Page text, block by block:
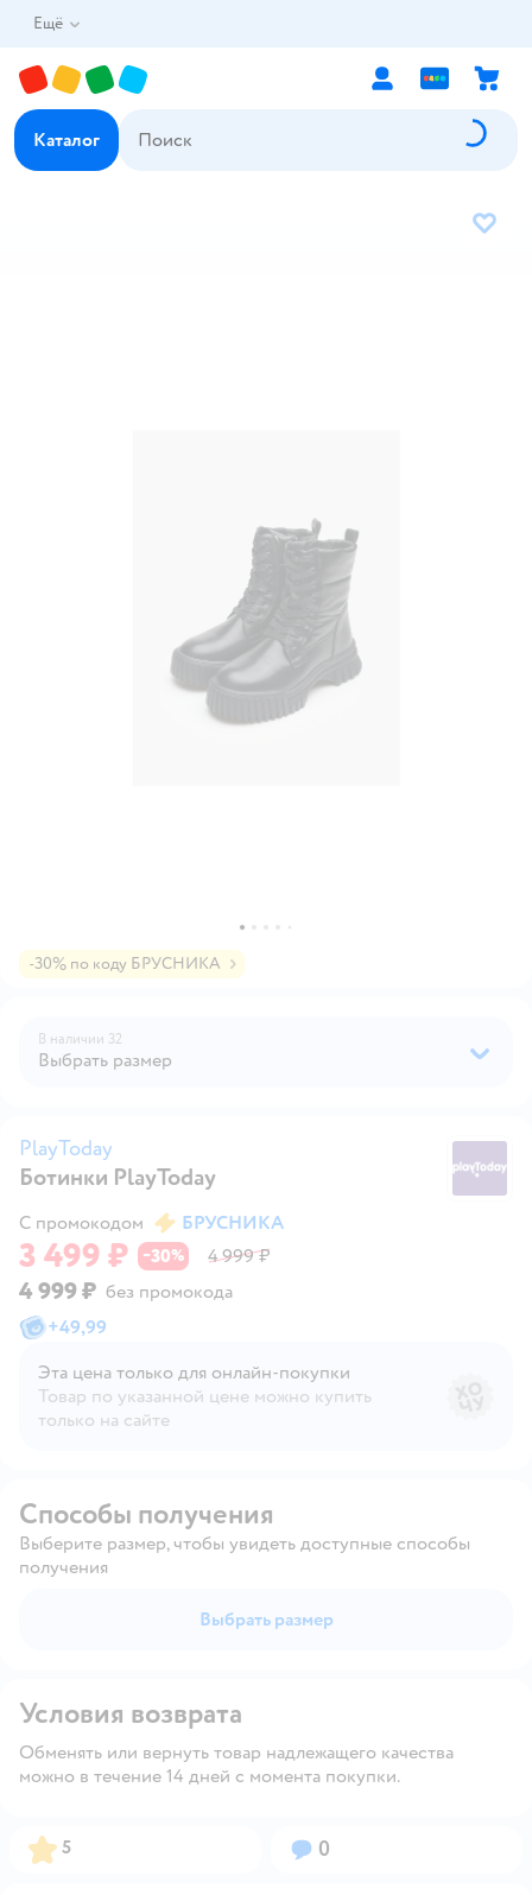
Ещё
Каталог
В
-30% по коду БРУСНИКА
В наличии 32
Выбрать размер
PlayToday
Ботинки PlayToday
С промокодом
БРУСНИКА
3 499 ₽ −30% 4 999 ₽
4 999 ₽ без промокода
+49,99
Эта цена только для онлайн‑покупки
Товар по указанной цене можно купить
только на сайте
Способы получения
Выберите размер, чтобы увидеть доступные способы
получения
Выбрать размер
Условия возврата
Обменять или вернуть товар надлежащего качества
можно в течение 14 дней с момента покупки.
Рейтинг:
5 Вопросов:
0